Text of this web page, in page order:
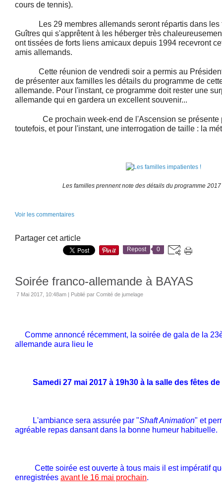
cours de tennis).
Les 29 membres allemands seront répartis dans les
Guîtres qui s'apprêtent à les héberger très
ont tissées de forts liens amicaux depuis 1994 recevront
amis allemands.
Cette réunion de vendredi soir a permis au Président
de présenter aux familles les détails du programme de
allemande. Pour l'instant, ce programme doit rester une
allemande qui en gardera un excellent souvenir...
Ce prochain week-end de l'Ascension se présente
toutefois, et pour l'instant, une interrogation de taille : la
Les familles prennent note des détails du programme
Voir les commentaires
Partager cet article
Repost 0
Soirée franco-allemande à BAYAS
7 Mai 2017, 10:48am | Publié par Comité de jumelage
Comme annoncé récemment, la soirée de gala de la
allemande aura lieu le
Samedi 27 mai 2017 à 19h30 à la salle des fêtes de
L'ambiance sera assurée par "Shaft Animation" et
agréable repas dansant dans la bonne humeur habituelle.
Cette soirée est ouverte à tous mais il est impératif
enregistrées avant le 16 mai prochain.